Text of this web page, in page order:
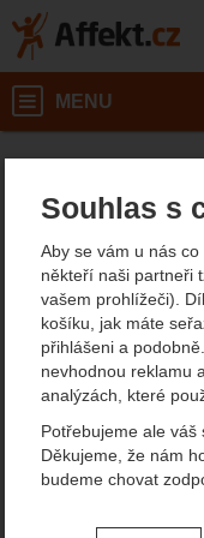
Souhlas s
Aby se vám u nás
někteří naši partneři
vašem prohlížeči).
košíku, jak máte
přihlášeni a
nevhodnou reklamu
analýzách, které
Potřebujeme ale váš
Děkujeme, že nám
budeme chovat
Nastavení
MENU
La
Women
Fotografie